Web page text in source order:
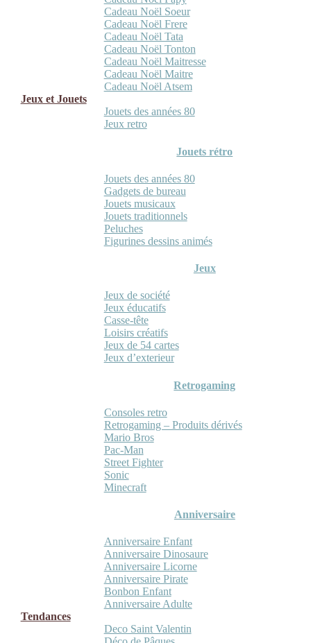
Cadeau Noël Soeur
Cadeau Noël Frere
Cadeau Noël Tata
Cadeau Noël Tonton
Cadeau Noël Maitresse
Cadeau Noël Maitre
Cadeau Noël Atsem
Jeux et Jouets
Jouets des années 80
Jeux retro
Jouets rétro
Jouets des années 80
Gadgets de bureau
Jouets musicaux
Jouets traditionnels
Peluches
Figurines dessins animés
Jeux
Jeux de société
Jeux éducatifs
Casse-tête
Loisirs créatifs
Jeux de 54 cartes
Jeux d’exterieur
Retrogaming
Consoles retro
Retrogaming – Produits dérivés
Mario Bros
Pac-Man
Street Fighter
Sonic
Minecraft
Anniversaire
Anniversaire Enfant
Anniversaire Dinosaure
Anniversaire Licorne
Anniversaire Pirate
Bonbon Enfant
Anniversaire Adulte
Tendances
Deco Saint Valentin